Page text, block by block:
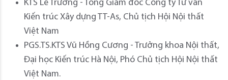
KTS Lê Trương - Tổng Giám đốc Công ty Tư vấn
Kiến trúc Xây dựng TT-As, Chủ tịch Hội Nội thất
Việt Nam
PGS.TS.KTS Vũ Hồng Cương - Trưởng khoa Nội thất,
Đại học Kiến trúc Hà Nội, Phó Chủ tịch Hội Nội thất
Việt Nam.